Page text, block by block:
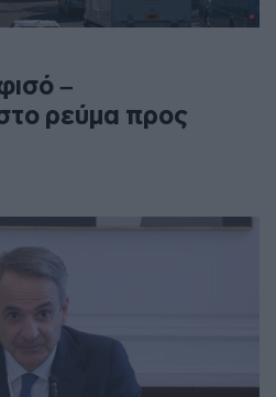
–
ρεύμα προς